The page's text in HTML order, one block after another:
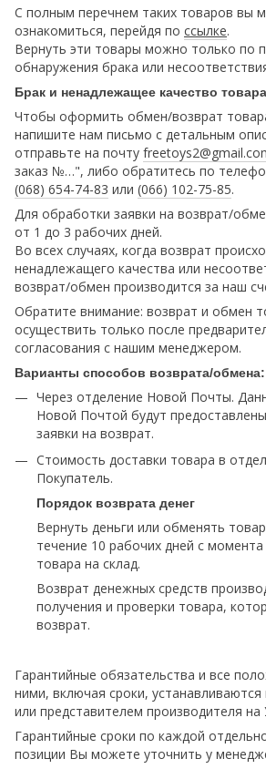
С полным перечнем таких товаров вы
ознакомиться, перейдя по ссылке.
Вернуть эти товары можно только по
обнаружения брака или
Брак и ненадлежащее качество товара
Чтобы оформить обмен/возврат
напишите нам письмо с детальным
отправьте на почту
заказ №…", либо обратитесь по
(068) 654-74-83 или (066) 102-75-85.
Для обработки заявки на возврат/
от 1 до 3 рабочих дней.
Во всех случаях, когда возврат
ненадлежащего качества или
возврат/обмен производится за наш
Обратите внимание: возврат и обмен
осуществить только после
согласования с нашим менеджером.
Варианты способов возврата/обмена:
Через отделение Новой Почты.
Новой Почтой будут
заявки на возврат.
Стоимость доставки товара в
Покупатель.
Порядок возврата денег
Вернуть деньги или обменять
течение 10 рабочих дней с
товара на склад.
Возврат денежных средств
получения и проверки товара,
возврат.
Гарантийные обязательства и все
ними, включая сроки,
или представителем производителя на
Гарантийные сроки по каждой
позиции Вы можете уточнить у